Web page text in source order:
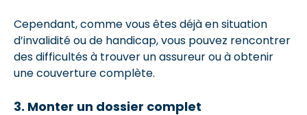
Cependant, comme vous êtes déjà en situation
d’invalidité ou de handicap, vous pouvez rencontrer
des difficultés à trouver un assureur ou à obtenir
une couverture complète.
3. Monter un dossier complet